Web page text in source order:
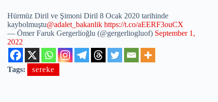
Hürmüz Diril ve Şimoni Diril 8 Ocak 2020 tarihinde
kaybolmuştu@adalet_bakanlik https://t.co/aEERF3ouCX
— Ömer Faruk Gergerlioğlu (@gergerliogluof) September 1,
2022
Tags: sereke